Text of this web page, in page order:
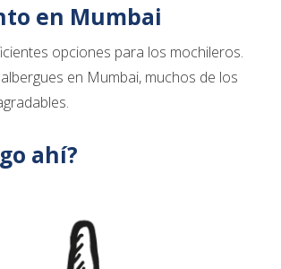
en Mumbai
opciones para los mochileros.
en Mumbai, muchos de los
ahí?